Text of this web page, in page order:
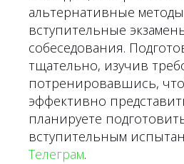
альтернативные
вступительные
собеседования.
тщательно, изучив
потренировавшись,
эффективно
планируете
вступительным
Телеграм.